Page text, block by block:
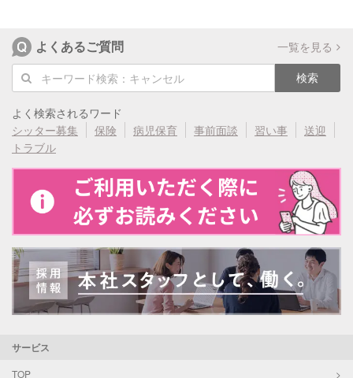
よくあるご質問
一覧を見る
検索
よく検索されるワード
シッター募集
保険 病児保育 事前面談 習い事
送迎
トラブル
サービス
TOP